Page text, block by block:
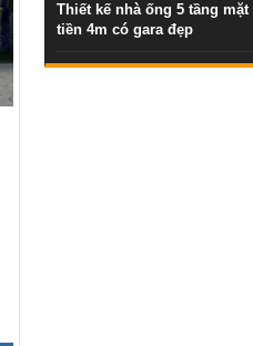
Thiết kế nhà ống 5 tầng mặt
tiền 4m có gara đẹp